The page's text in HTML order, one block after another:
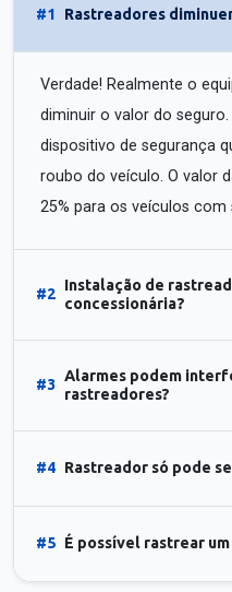
#1 Rastreadores
Verdade! Realmente o
diminuir o valor do
dispositivo de segurança
roubo do veículo. O valor
25% para os veículos com
#2
Instalação de
concessionária?
#3
Alarmes podem
rastreadores?
#4 Rastreador só pode
#5 É possível rastrear